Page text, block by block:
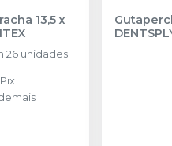
13,5 x
26 unidades.
Pix